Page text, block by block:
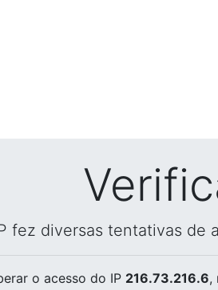
fez diversas tentativas de
o acesso do IP 216.73.216.6,